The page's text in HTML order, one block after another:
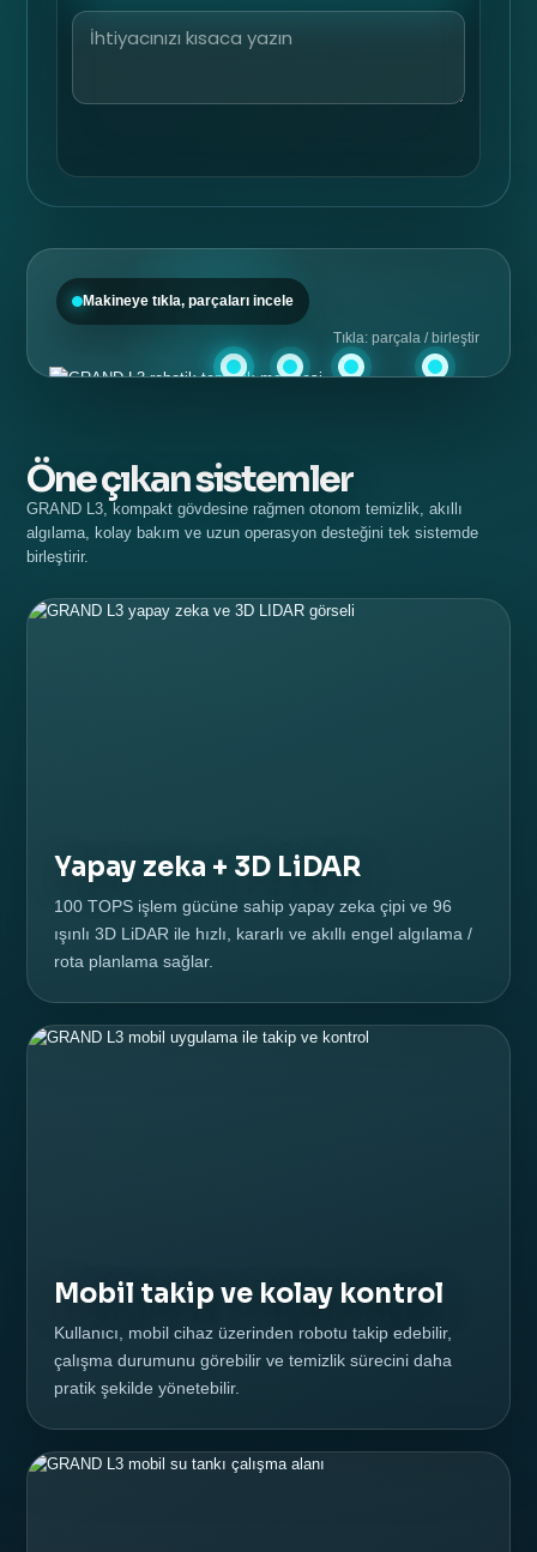
Makineye tıkla, parçaları incele
Tıkla: parçala / birleştir
Öne çıkan sistemler
GRAND L3, kompakt gövdesine rağmen otonom temizlik, akıllı
algılama, kolay bakım ve uzun operasyon desteğini tek sistemde
birleştirir.
Yapay zeka + 3D LiDAR
100 TOPS işlem gücüne sahip yapay zeka çipi ve 96
ışınlı 3D LiDAR ile hızlı, kararlı ve akıllı engel algılama /
rota planlama sağlar.
Mobil takip ve kolay kontrol
Kullanıcı, mobil cihaz üzerinden robotu takip edebilir,
çalışma durumunu görebilir ve temizlik sürecini daha
pratik şekilde yönetebilir.